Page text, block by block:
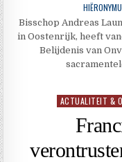
Bisschop Andreas
in Oostenrijk, heeft
Belijdenis van
Geplaatst
ACTUALITEIT &